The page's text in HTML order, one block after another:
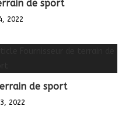
de sport
2022
de sport
2022